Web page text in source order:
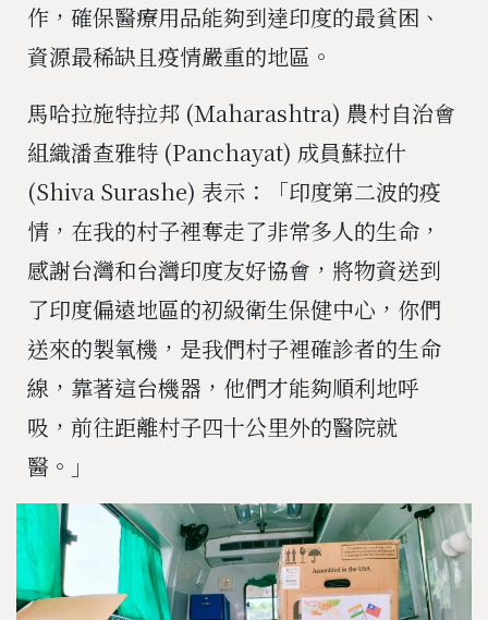
作，確保醫療用品能夠到達印度的最貧困、
資源最稀缺且疫情嚴重的地區。
馬哈拉施特拉邦 (Ｍaharashtra) 農村自治會
組織潘查雅特 (Panchayat) 成員蘇拉什
(Shiva Surashe) 表示：「印度第二波的疫
情，在我的村子裡奪走了非常多人的生命，
感謝台灣和台灣印度友好協會，將物資送到
了印度偏遠地區的初級衛生保健中心，你們
送來的製氧機，是我們村子裡確診者的生命
線，靠著這台機器，他們才能夠順利地呼
吸，前往距離村子四十公里外的醫院就
醫。」